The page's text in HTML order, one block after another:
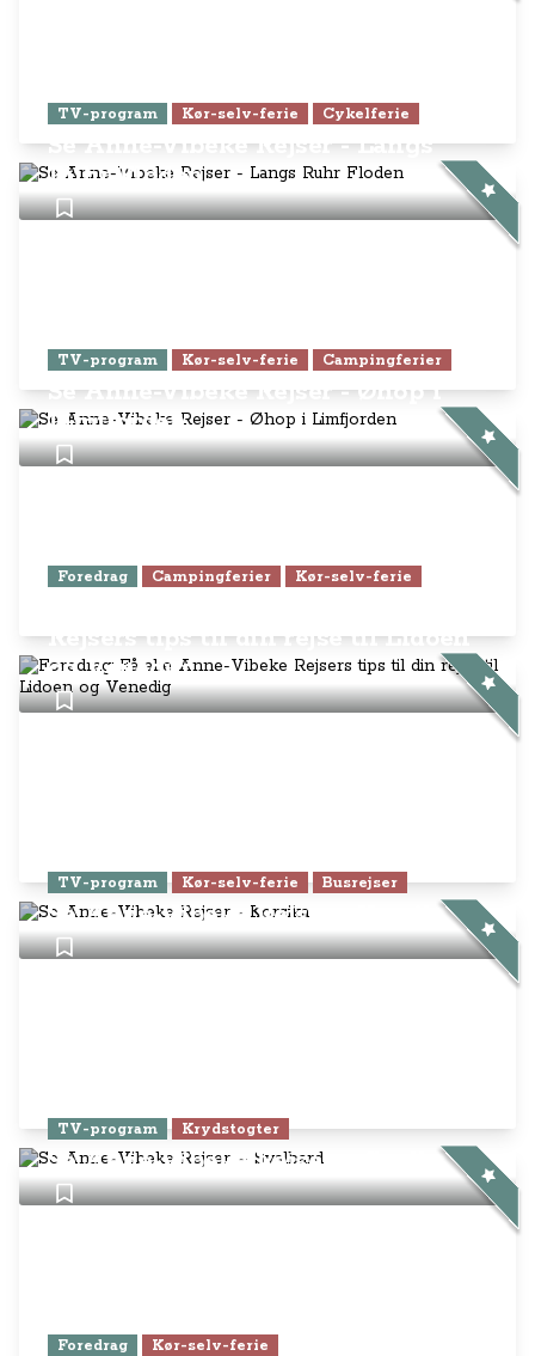
TV-program Kør-selv-ferie Cykelferie
Se Anne-Vibeke Rejser - Langs
Ruhr Floden
TV-program Kør-selv-ferie Campingferier
Se Anne-Vibeke Rejser - Øhop i
Limfjorden
Foredrag Campingferier Kør-selv-ferie
Rejsers tips til din rejse til Lidoen
og Venedig
TV-program Kør-selv-ferie Busrejser
Se Anne-Vibeke Rejser - Korsika
TV-program Krydstogter
Se Anne-Vibeke Rejser – Svalbard
Foredrag Kør-selv-ferie